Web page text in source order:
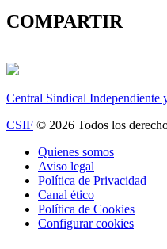
COMPARTIR
Central Sindical Independiente
CSIF © 2026 Todos los
Quienes somos
Aviso legal
Política de Privacidad
Canal ético
Política de Cookies
Configurar cookies